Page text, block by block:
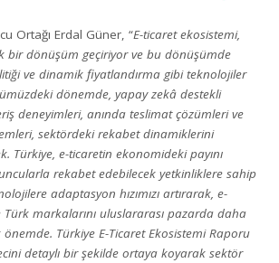
Ortağı Erdal Güner, “E-ticaret ekosistemi,
bir dönüşüm geçiriyor ve bu dönüşümde
ve dinamik fiyatlandırma gibi teknolojiler
dönemde, yapay zekâ destekli
deneyimleri, anında teslimat çözümleri ve
sektördeki rekabet dinamiklerini
Türkiye, e-ticaretin ekonomideki payını
rekabet edebilecek yetkinliklere sahip
adaptasyon hızımızı artırarak, e-
markalarını uluslararası pazarda daha
Türkiye E-Ticaret Ekosistemi Raporu
detaylı bir şekilde ortaya koyarak sektör